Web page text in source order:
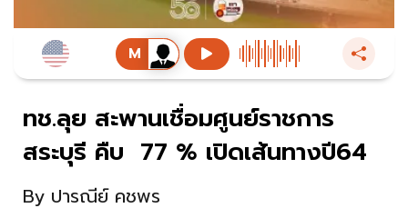
ทช.ลุย สะพานเชื่อมศูนย์ราชการ
สระบุรี คืบ 77 % เปิดเส้นทางปี64
By ปารณีย์ คชพร